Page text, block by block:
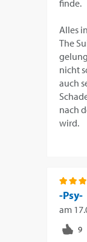
finde.
Alles
The
nicht
auch
nach
wird.
-Psy-
am